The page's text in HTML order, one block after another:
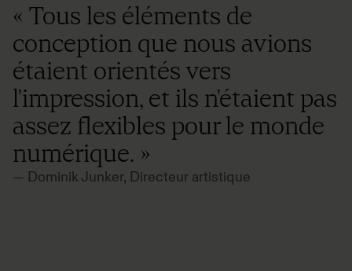
« Tous les éléments de
conception que nous avions
étaient orientés vers
l'impression, et ils n'étaient pas
assez flexibles pour le monde
numérique. »
— Dominik Junker, Directeur artistique